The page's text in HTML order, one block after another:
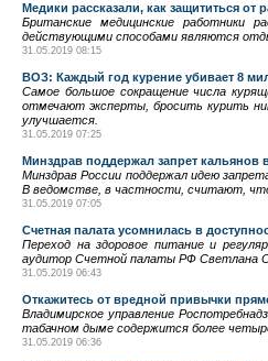
Медики рассказали, как защититься от
Британские медицинские
действующими способами являются
31.05.2019 08:15
ВОЗ: Каждый год курение убивает 8
Самое большое сокращение числа
отмечают эксперты, бросить курить
улучшается.
31.05.2019 07:25
Минздрав поддержал запрет кальянов
Минздрав России поддержал идею
В ведомстве, в частности, считают,
31.05.2019 07:05
Счетная палата усомнилась в
Переход на здоровое питание и
аудитор Счетной палаты РФ Светлана
31.05.2019 06:43
Откажитесь от вредной привычки
Владимирское управление
табачном дыме содержится более
31.05.2019 06:36